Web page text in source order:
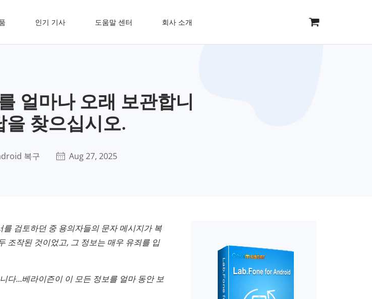
인기 기사 도움말 센터 회사 소개
얼마나 오래 보관합니
을 찾으십시오.
복구 Aug 27, 2025
검토하던 중 용의자들의 문자 메시지가 복
조작된 것이었고, 그 정보는 매우 유죄를 입
다...베라이즌이 이 모든 정보를 얼마 동안 보